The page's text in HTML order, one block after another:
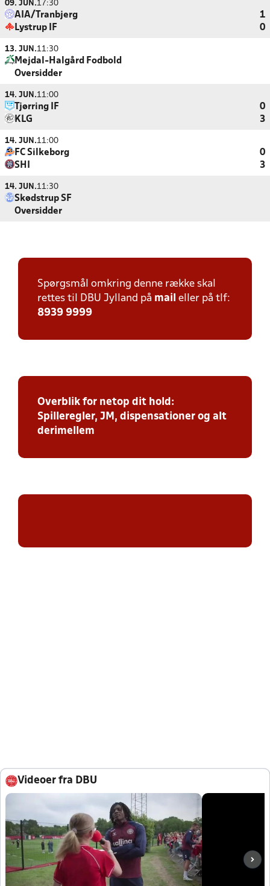
09. JUN.17:30
AIA/Tranbjerg
1
Lystrup IF
0
13. JUN.11:30
Mejdal-Halgård Fodbold
Oversidder
14. JUN.11:00
Tjørring IF
0
KLG
3
14. JUN.11:00
FC Silkeborg
0
SHI
3
14. JUN.11:30
Skødstrup SF
Oversidder
Spørgsmål omkring denne række skal
rettes til DBU Jylland på mail eller på tlf:
8939 9999
Overblik for netop dit hold:
Spilleregler, JM, dispensationer og alt
derimellem
Videoer fra DBU